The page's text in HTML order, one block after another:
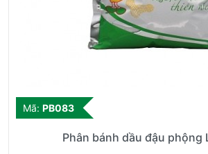
Mã: PB083
Phân bánh dầu đậu phộng